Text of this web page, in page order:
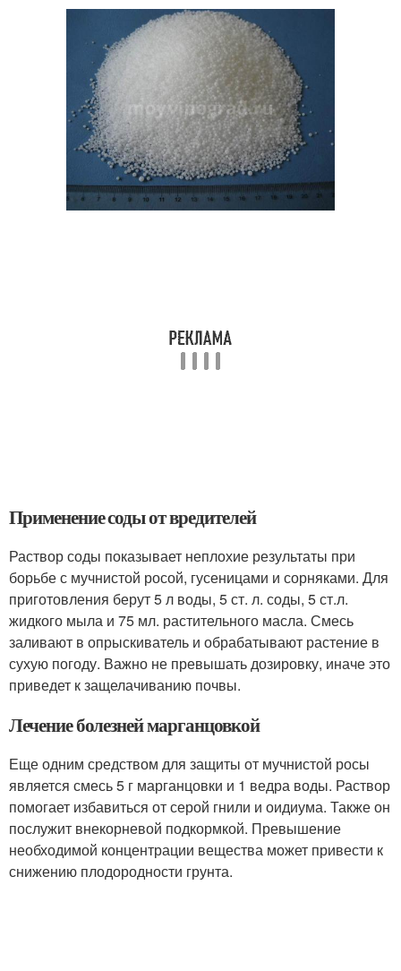
Применение соды от вредителей
Раствор соды показывает неплохие результаты при
борьбе с мучнистой росой, гусеницами и сорняками. Для
приготовления берут 5 л воды, 5 ст. л. соды, 5 ст.л.
жидкого мыла и 75 мл. растительного масла. Смесь
заливают в опрыскиватель и обрабатывают растение в
сухую погоду. Важно не превышать дозировку, иначе это
приведет к защелачиванию почвы.
Лечение болезней марганцовкой
Еще одним средством для защиты от мучнистой росы
является смесь 5 г марганцовки и 1 ведра воды. Раствор
помогает избавиться от серой гнили и оидиума. Также он
послужит внекорневой подкормкой. Превышение
необходимой концентрации вещества может привести к
снижению плодородности грунта.